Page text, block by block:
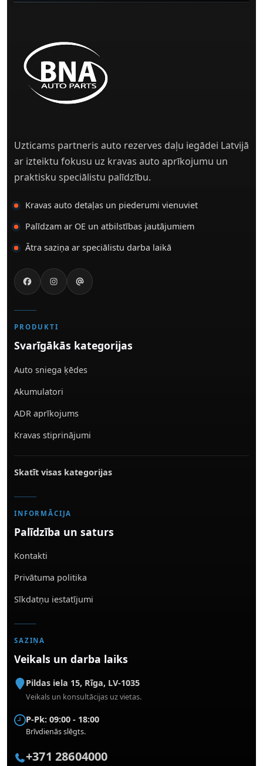
Uzticams partneris auto rezerves daļu iegādei Latvijā
ar izteiktu fokusu uz kravas auto aprīkojumu un
praktisku speciālistu palīdzību.
Kravas auto detaļas un piederumi vienuviet
Palīdzam ar OE un atbilstības jautājumiem
Ātra saziņa ar speciālistu darba laikā
PRODUKTI
Svarīgākās kategorijas
Auto sniega ķēdes
Akumulatori
ADR aprīkojums
Kravas stiprinājumi
Skatīt visas kategorijas
INFORMĀCIJA
Palīdzība un saturs
Kontakti
Privātuma politika
Sīkdatņu iestatījumi
SAZIŅA
Veikals un darba laiks
Pildas iela 15, Rīga, LV-1035
Veikals un konsultācijas uz vietas.
P-Pk: 09:00 - 18:00
Brīvdienās slēgts.
+371 28604000